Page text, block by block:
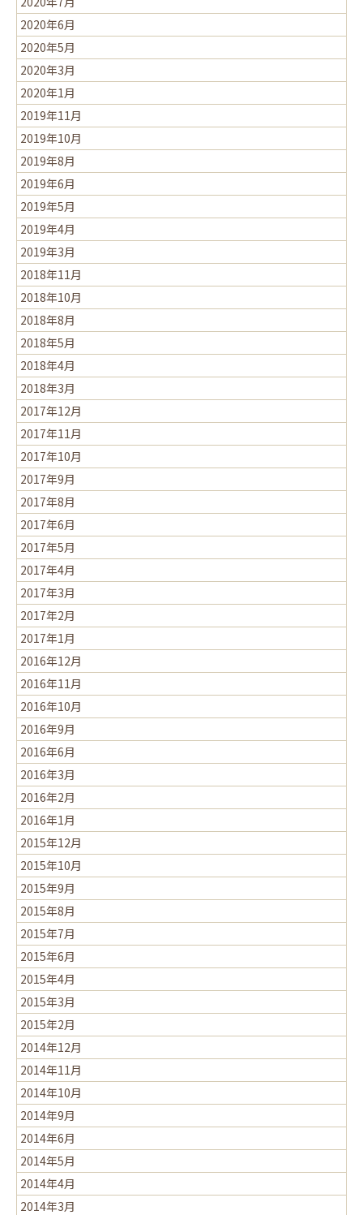
2020年6月
2020年5月
2020年3月
2020年1月
2019年11月
2019年10月
2019年8月
2019年6月
2019年5月
2019年4月
2019年3月
2018年11月
2018年10月
2018年8月
2018年5月
2018年4月
2018年3月
2017年12月
2017年11月
2017年10月
2017年9月
2017年8月
2017年6月
2017年5月
2017年4月
2017年3月
2017年2月
2017年1月
2016年12月
2016年11月
2016年10月
2016年9月
2016年6月
2016年3月
2016年2月
2016年1月
2015年12月
2015年10月
2015年9月
2015年8月
2015年7月
2015年6月
2015年4月
2015年3月
2015年2月
2014年12月
2014年11月
2014年10月
2014年9月
2014年6月
2014年5月
2014年4月
2014年3月